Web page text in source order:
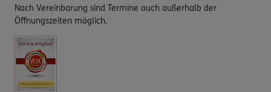
Nach Vereinbarung sind Termine auch außerhalb der
Öffnungszeiten möglich.